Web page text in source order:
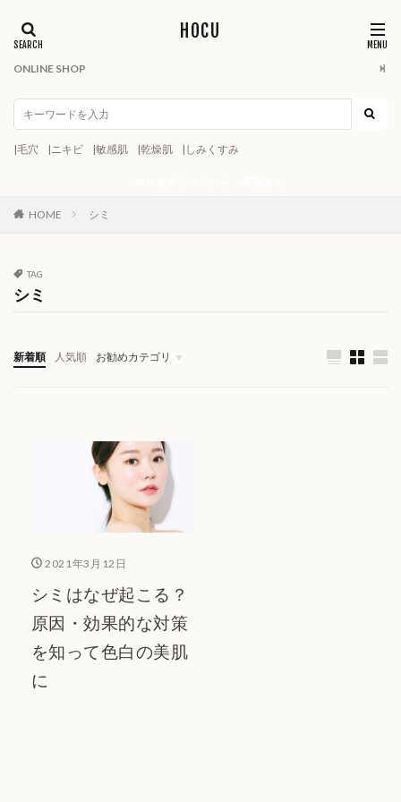
HOCU
ONLINE SHOP
|毛穴 |ニキビ |敏感肌 |乾燥肌 |しみくすみ
HOME シミ
TAG
シミ
新着順 人気順 お勧めカテゴリ
スキンケアカタログ
2021年3月12日
シミはなぜ起こる？
原因・効果的な対策
を知って色白の美肌
に